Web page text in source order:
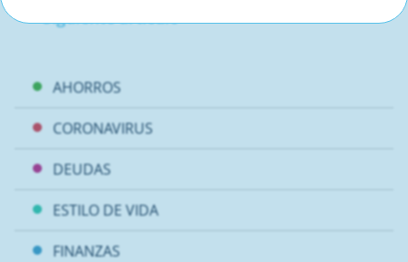
AHORROS
CORONAVIRUS
DEUDAS
ESTILO DE VIDA
FINANZAS